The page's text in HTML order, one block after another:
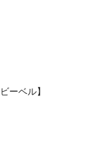
ーベル】